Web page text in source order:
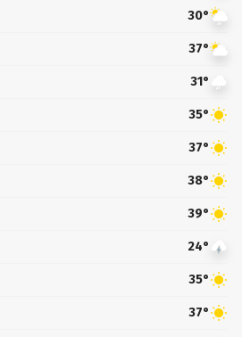
30°
37°
31°
35°
37°
38°
39°
24°
35°
37°